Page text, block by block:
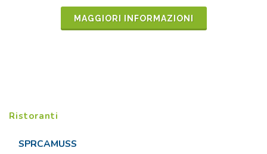
MAGGIORI INFORMAZIONI
Ristoranti
SPRCAMUSS